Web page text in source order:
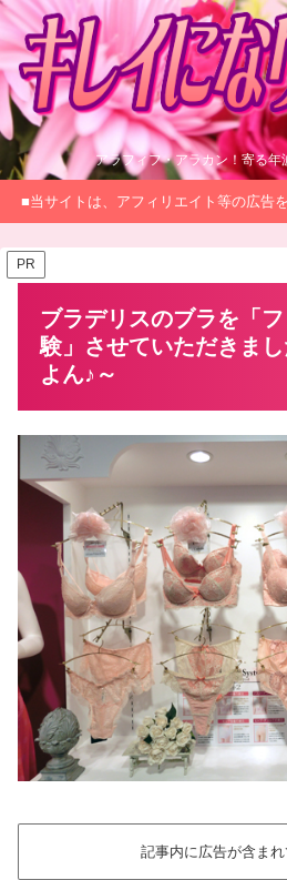
アラフィフ・アラカン！寄る年
■当サイトは、アフィリエイト等の広告
PR
ブラデリスのブラを「
験」させていただきま
よん♪～
記事内に広告が含まれ